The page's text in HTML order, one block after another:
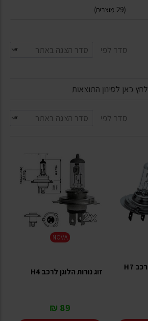
(29 מוצרים)
סדר לפי
לחץ כאן לסינון התוצאות
סדר לפי
זוג נורות הלוגן לרכב H7
NOVA
זוג נורות הלוגן לרכב H4
89 ₪